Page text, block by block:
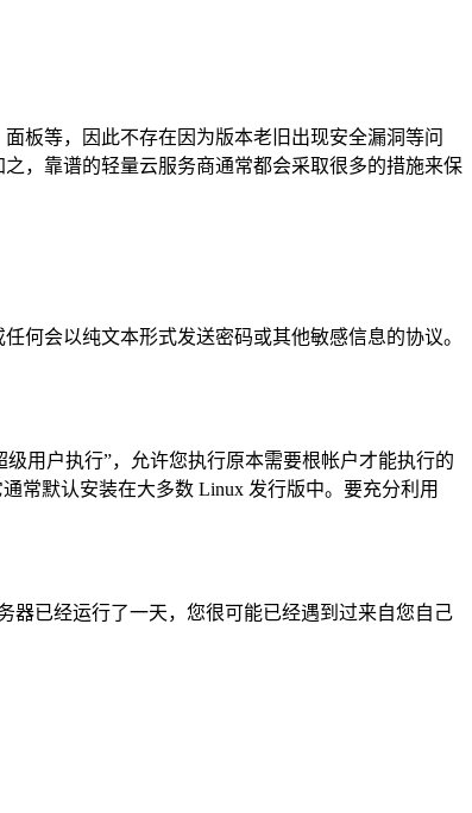
板等，因此不存在因为版本老旧出现安全漏洞等问
，靠谱的轻量云服务商通常都会采取很多的措施来保
会以纯文本形式发送密码或其他敏感信息的协议。
用户执行”，允许您执行原本需要根帐户才能执行的
常默认安装在大多数 Linux 发行版中。要充分利用
已经运行了一天，您很可能已经遇到过来自您自己